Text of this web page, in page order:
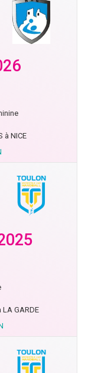
à NICE
LA GARDE